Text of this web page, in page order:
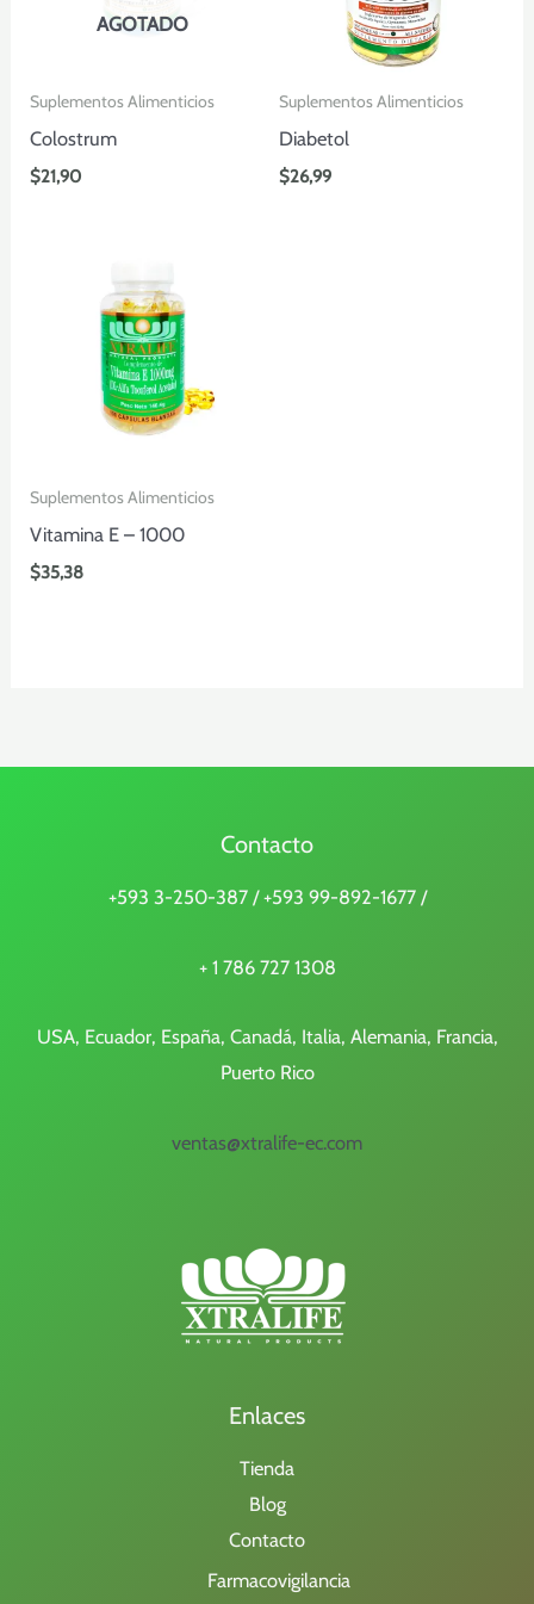
AGOTADO
Suplementos Alimenticios
Colostrum
$21,90
Suplementos Alimenticios
Diabetol
$26,99
Suplementos Alimenticios
Vitamina E – 1000
$35,38
Contacto
+593 3-250-387 / +593 99-892-1677 /
+ 1 786 727 1308
USA, Ecuador, España, Canadá, Italia, Alemania, Francia,
Puerto Rico
ventas@xtralife-ec.com
Enlaces
Tienda
Blog
Contacto
Farmacovigilancia